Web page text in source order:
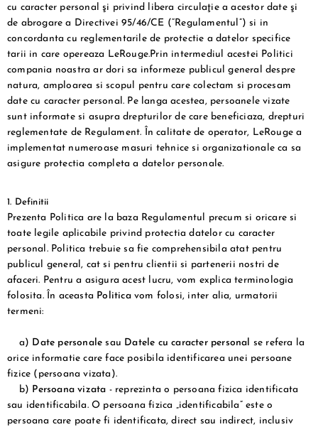
cu caracter personal şi privind libera circulaţie a acestor date şi
de abrogare a Directivei 95/46/CE (“Regulamentul”) si in
concordanta cu reglementarile de protectie a datelor specifice
tarii in care opereaza LeRouge.Prin intermediul acestei Politici
compania noastra ar dori sa informeze publicul general despre
natura, amploarea si scopul pentru care colectam si procesam
date cu caracter personal. Pe langa acestea, persoanele vizate
sunt informate si asupra drepturilor de care beneficiaza, drepturi
reglementate de Regulament. În calitate de operator, LeRouge a
implementat numeroase masuri tehnice si organizationale ca sa
asigure protectia completa a datelor personale.
1. Definitii
Prezenta Politica are la baza Regulamentul precum si oricare si
toate legile aplicabile privind protectia datelor cu caracter
personal. Politica trebuie sa fie comprehensibila atat pentru
publicul general, cat si pentru clientii si partenerii nostri de
afaceri. Pentru a asigura acest lucru, vom explica terminologia
folosita. În aceasta Politicavom folosi, inter alia, urmatorii
termeni:
a) Date personale sau Datele cu caracter personal se refera la
orice informatie care face posibila identificarea unei persoane
fizice (persoana vizata).
b) Persoana vizata - reprezinta o persoana fizica identificata
sau identificabila. O persoana fizica „identificabila” este o
persoana care poate fi identificata, direct sau indirect, inclusiv